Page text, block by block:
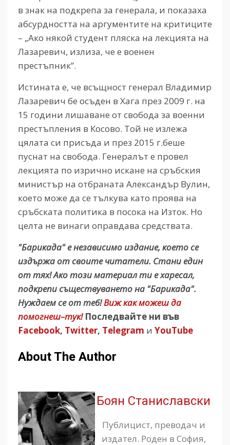
в знак на подкрепа за генерала, и показаха
абсурдността на аргументите на критиците
– „Ако някой студент пляска на лекцията на
Лазаревич, излиза, че е военен
престъпник”.
Истината е, че всъщност генерал Владимир
Лазаревич бе осъден в Хага през 2009 г. на
15 години лишаване от свобода за военни
престъпления в Косово. Той не излежа
цялата си присъда и през 2015 г.беше
пуснат на свобода. Генералът е провел
лекцията по изрично искане на сръбския
министър на отбраната Александър Вулин,
което може да се тълкува като проява на
сръбската политика в посока на Изток. Но
целта не винаги оправдава средствата.
"Барикада" е независимо издание, което се
издържа от своите читатели. Стани един
от тях! Ако този материал ти е харесал,
подкрепи съществуването на "Барикада".
Нуждаем се от теб!Виж как можеш да
помогнеш–тук! Последвайте ни във
Facebook, Twitter, Telegram и YouTube
About The Author
Боян Станиславски
Публицист, преводач и
издател. Роден в София,